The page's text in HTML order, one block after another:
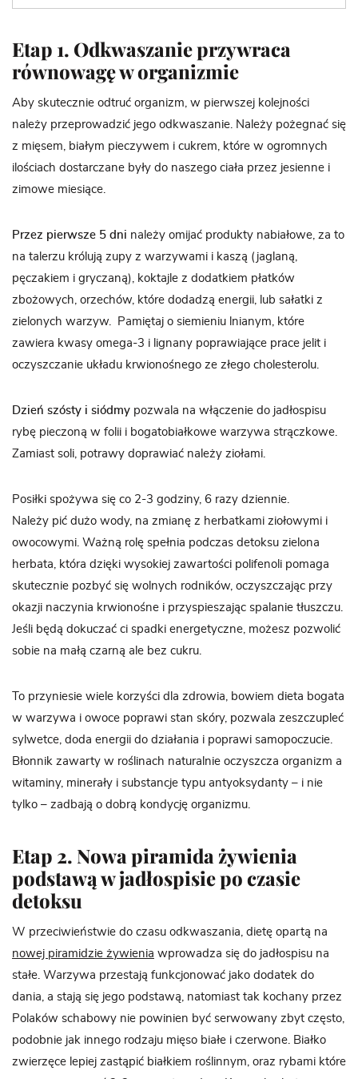
Etap 1. Odkwaszanie przywraca
równowagę w organizmie
Aby skutecznie odtruć organizm, w pierwszej kolejności
należy przeprowadzić jego odkwaszanie. Należy pożegnać się
z mięsem, białym pieczywem i cukrem, które w ogromnych
ilościach dostarczane były do naszego ciała przez jesienne i
zimowe miesiące.
Przez pierwsze 5 dni należy omijać produkty nabiałowe, za to
na talerzu królują zupy z warzywami i kaszą (jaglaną,
pęczakiem i gryczaną), koktajle z dodatkiem płatków
zbożowych, orzechów, które dodadzą energii, lub sałatki z
zielonych warzyw. Pamiętaj o siemieniu lnianym, które
zawiera kwasy omega-3 i lignany poprawiające prace jelit i
oczyszczanie układu krwionośnego ze złego cholesterolu.
Dzień szósty i siódmy pozwala na włączenie do jadłospisu
rybę pieczoną w folii i bogatobiałkowe warzywa strączkowe.
Zamiast soli, potrawy doprawiać należy ziołami.
Posiłki spożywa się co 2-3 godziny, 6 razy dziennie.
Należy pić dużo wody, na zmianę z herbatkami ziołowymi i
owocowymi. Ważną rolę spełnia podczas detoksu zielona
herbata, która dzięki wysokiej zawartości polifenoli pomaga
skutecznie pozbyć się wolnych rodników, oczyszczając przy
okazji naczynia krwionośne i przyspieszając spalanie tłuszczu.
Jeśli będą dokuczać ci spadki energetyczne, możesz pozwolić
sobie na małą czarną ale bez cukru.
To przyniesie wiele korzyści dla zdrowia, bowiem dieta bogata
w warzywa i owoce poprawi stan skóry, pozwala zeszczupleć
sylwetce, doda energii do działania i poprawi samopoczucie.
Błonnik zawarty w roślinach naturalnie oczyszcza organizm a
witaminy, minerały i substancje typu antyoksydanty – i nie
tylko – zadbają o dobrą kondycję organizmu.
Etap 2. Nowa piramida żywienia
podstawą w jadłospisie po czasie
detoksu
W przeciwieństwie do czasu odkwaszania, dietę opartą na
nowej piramidzie żywienia wprowadza się do jadłospisu na
stałe. Warzywa przestają funkcjonować jako dodatek do
dania, a stają się jego podstawą, natomiast tak kochany przez
Polaków schabowy nie powinien być serwowany zbyt często,
podobnie jak innego rodzaju mięso białe i czerwone. Białko
zwierzęce lepiej zastąpić białkiem roślinnym, oraz rybami które